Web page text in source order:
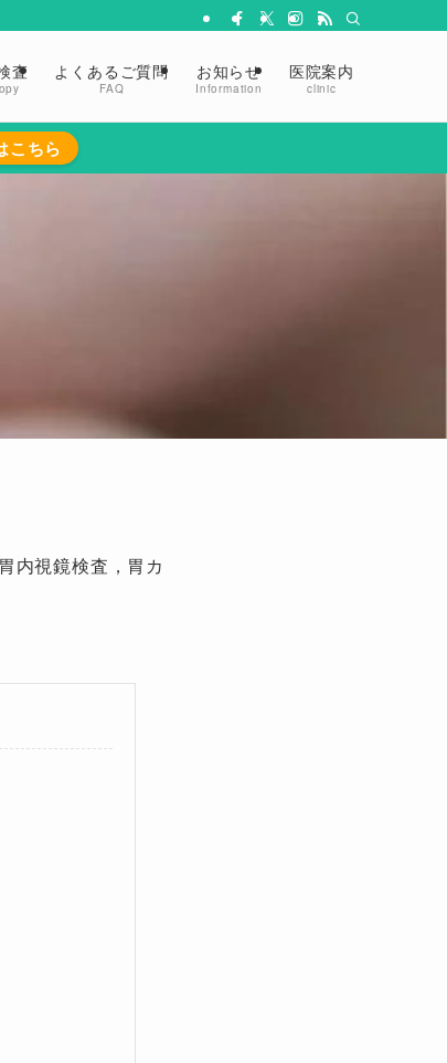
査 よくあるご質問
FAQ
お知らせ
Information
医院案内
clinic
こちら
内視鏡検査，胃カ